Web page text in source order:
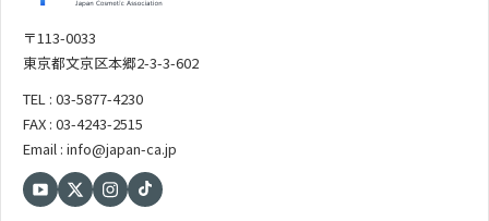
〒113-0033
東京都文京区本郷2-3-3-602
TEL : 03-5877-4230
FAX : 03-4243-2515
Email : info@japan-ca.jp